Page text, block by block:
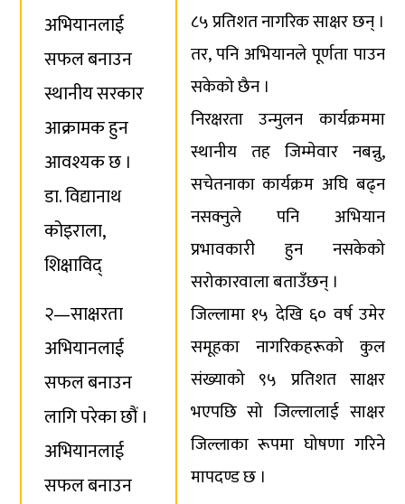
अभियानलाई
सफल बनाउन
स्थानीय सरकार
आक्रामक हुन
आवश्यक छ ।
डा. विद्यानाथ
कोइराला,
शिक्षाविद्
२—साक्षरता
अभियानलाई
सफल बनाउन
लागि परेका छौं ।
अभियानलाई
सफल बनाउन
८५ प्रतिशत नागरिक साक्षर छन् ।
तर, पनि अभियानले पूर्णता पाउन
सकेको छैन ।
निरक्षरता उन्मुलन कार्यक्रममा
स्थानीय तह जिम्मेवार नबन्नु,
सचेतनाका कार्यक्रम अघि बढ्न
नसक्नुले पनि अभियान
प्रभावकारी हुन नसकेको
सरोकारवाला बताउँछन् ।
जिल्लामा १५ देखि ६० वर्ष उमेर
समूहका नागरिकहरूको कुल
संख्याको ९५ प्रतिशत साक्षर
भएपछि सो जिल्लालाई साक्षर
जिल्लाका रूपमा घोषणा गरिने
मापदण्ड छ ।